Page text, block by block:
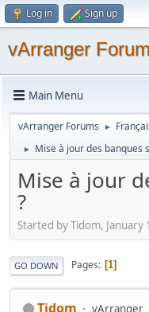
Log in Sign up
vArranger
Main Menu
vArranger Forums ►
► Mise à jour des banques
Mise à jour
?
Started by Tidom,
GO DOWN Pages 1
Tidom vArranger